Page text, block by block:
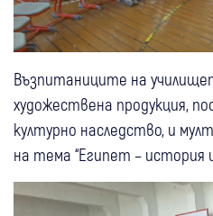
Възпитаниците на
художествена продукция,
културно наследство, и
на тема “Египет – история